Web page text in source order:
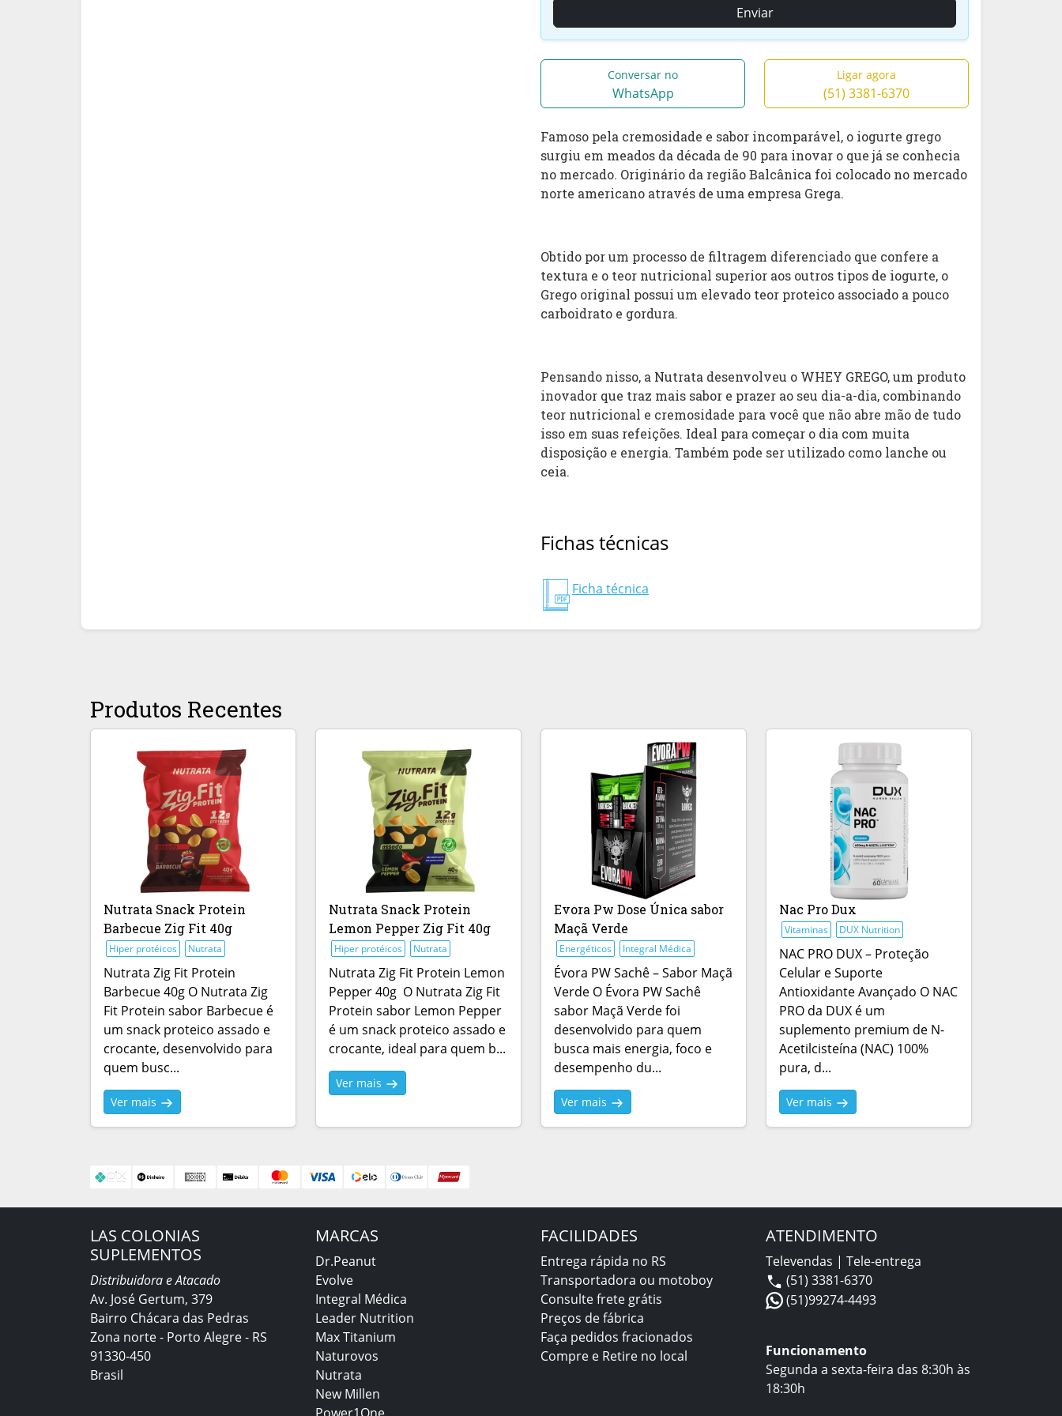
Enviar
Conversar no
WhatsApp
Ligar agora
(51) 3381-6370
Famoso pela cremosidade e sabor incomparável, o iogurte grego
surgiu em meados da década de 90 para inovar o que já se conhecia
no mercado. Originário da região Balcânica foi colocado no mercado
norte americano através de uma empresa Grega.
Obtido por um processo de filtragem diferenciado que confere a
textura e o teor nutricional superior aos outros tipos de iogurte, o
Grego original possui um elevado teor proteico associado a pouco
carboidrato e gordura.
Pensando nisso, a Nutrata desenvolveu o WHEY GREGO, um produto
inovador que traz mais sabor e prazer ao seu dia-a-dia, combinando
teor nutricional e cremosidade para você que não abre mão de tudo
isso em suas refeições. Ideal para começar o dia com muita
disposição e energia. Também pode ser utilizado como lanche ou
ceia.
Fichas técnicas
Ficha técnica
Produtos Recentes
Nutrata Snack Protein
Barbecue Zig Fit 40g
Hiper protéicos Nutrata
Nutrata Zig Fit Protein
Barbecue 40g O Nutrata Zig
Fit Protein sabor Barbecue é
um snack proteico assado e
crocante, desenvolvido para
quem busc...
Ver mais
Nutrata Snack Protein
Lemon Pepper Zig Fit 40g
Hiper protéicos Nutrata
Nutrata Zig Fit Protein Lemon
Pepper 40g O Nutrata Zig Fit
Protein sabor Lemon Pepper
é um snack proteico assado e
crocante, ideal para quem b...
Ver mais
Evora Pw Dose Única sabor
Maçã Verde
Energéticos Integral Médica
Évora PW Sachê – Sabor Maçã
Verde O Évora PW Sachê
sabor Maçã Verde foi
desenvolvido para quem
busca mais energia, foco e
desempenho du...
Ver mais
Nac Pro Dux
Vitaminas DUX Nutrition
NAC PRO DUX – Proteção
Celular e Suporte
Antioxidante Avançado O NAC
PRO da DUX é um
suplemento premium de N-
Acetilcisteína (NAC) 100%
pura, d...
Ver mais
LAS COLONIAS
SUPLEMENTOS
Distribuidora e Atacado
Av. José Gertum, 379
Bairro Chácara das Pedras
Zona norte - Porto Alegre - RS
91330-450
Brasil
MARCAS
Dr.Peanut
Evolve
Integral Médica
Leader Nutrition
Max Titanium
Naturovos
Nutrata
New Millen
FACILIDADES
Entrega rápida no RS
Transportadora ou motoboy
Consulte frete grátis
Preços de fábrica
Faça pedidos fracionados
Compre e Retire no local
ATENDIMENTO
Televendas | Tele-entrega
(51) 3381-6370
(51)99274-4493
Funcionamento
Segunda a sexta-feira das 8:30h às
18:30h